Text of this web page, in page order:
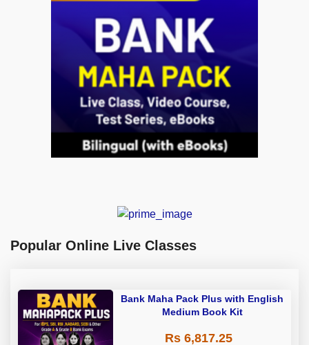
Popular Online Live Classes
Bank Maha Pack Plus with English
Medium Book Kit
Rs 6,817.25